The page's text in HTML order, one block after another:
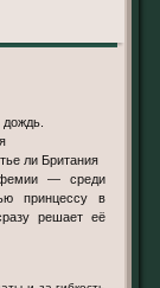
ли Британия
— среди
принцессу в
решает её